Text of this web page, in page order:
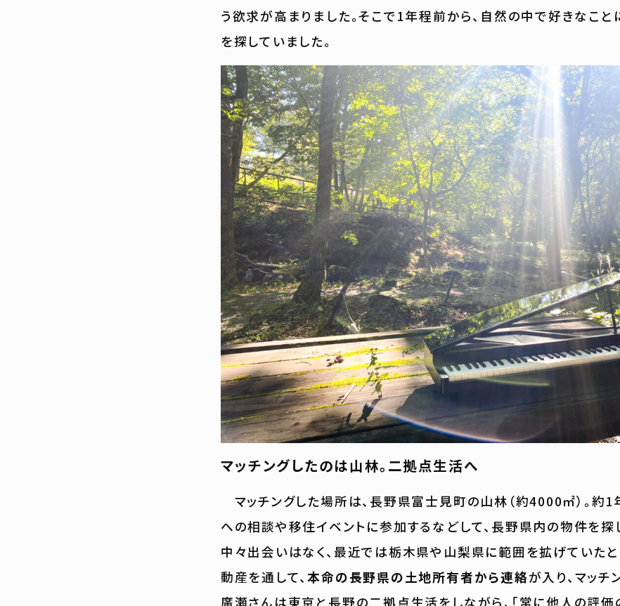
う欲求が高まりました。そこで1年程前から、自然の中で好きなこと
を探していました。
マッチングしたのは山林。二拠点生活へ
マッチングした場所は、長野県富士見町の山林（約4000㎡）。約
への相談や移住イベントに参加するなどして、長野県内の物件を探
中々出会いはなく、最近では栃木県や山梨県に範囲を拡げていたと
動産を通して、本命の長野県の土地所有者から連絡が入り、マッチ
廣瀬さんは東京と長野の二拠点生活をしながら、「常に他人の評価